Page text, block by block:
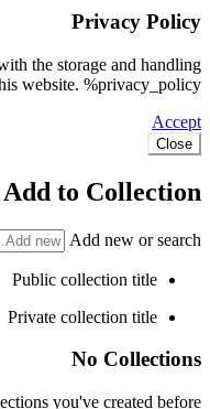
Privacy Policy
the storage and handling
website. %privacy_policy%
Accept
Close
Add to Collection
Add new or search
Public collection title
Private collection title
No Collections
you've created before.